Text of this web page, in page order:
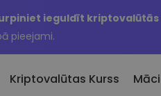
ieguldīt kriptovalūtās
pieejami.
Kriptovalūtas Kurss